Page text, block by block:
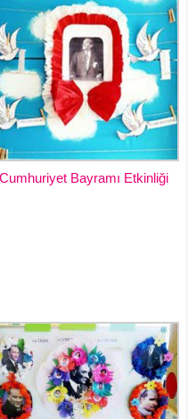
Cumhuriyet Bayramı Etkinliği